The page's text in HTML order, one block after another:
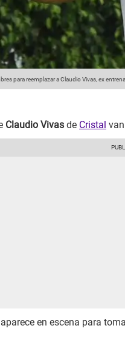
para reemplazar a Claudio Vivas, ex
Claudio Vivas de Cristal
aparece en escena para